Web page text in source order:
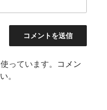
っています。
コメン
。